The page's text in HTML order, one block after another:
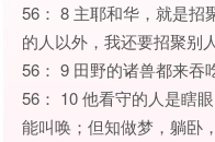
56： 8 主耶和华，就是招
的人以外，我还要招聚别
56： 9 田野的诸兽都来吞
56： 10 他看守的人是瞎
能叫唤；但知做梦，躺卧